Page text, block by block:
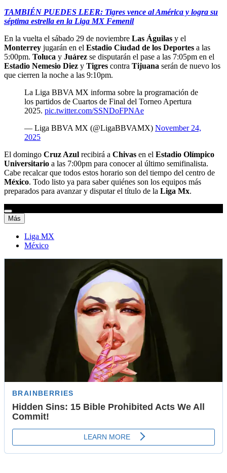
TAMBIÉN PUEDES LEER: Tigres vence al América y logra su
séptima estrella en la Liga MX Femenil
En la vuelta el sábado 29 de noviembre Las Águilas y el
Monterrey jugarán en el Estadio Ciudad de los Deportes a las
5:00pm. Toluca y Juárez se disputarán el pase a las 7:05pm en el
Estadio Nemesio Diez y Tigres contra Tijuana serán de nuevo los
que cierren la noche a las 9:10pm.
La Liga BBVA MX informa sobre la programación de
los partidos de Cuartos de Final del Torneo Apertura
2025. pic.twitter.com/SSNDoFPNAe
— Liga BBVA MX (@LigaBBVAMX) November 24,
2025
El domingo Cruz Azul recibirá a Chivas en el Estadio Olímpico
Universitario a las 7:00pm para conocer al último semifinalista.
Cabe recalcar que todos estos horario son del tiempo del centro de
México. Todo listo ya para saber quiénes son los equipos más
preparados para avanzar y disputar el título de la Liga Mx.
Más
Liga MX
México